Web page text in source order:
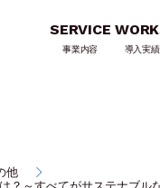
SERVICE
事業内容 導入実績
他